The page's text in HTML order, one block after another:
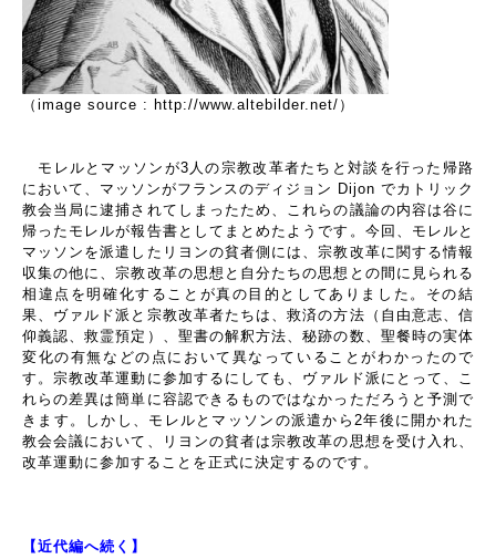
（image source : http://www.altebilder.net/）
モレルとマッソンが3 人の宗教改革者たちと対談を行った帰路
において、マッソンがフランスのディジョン Dijon でカトリック
教会当局に逮捕されてしまったため、これらの議論の内容は谷に
帰ったモレルが報告書としてまとめたようです。今回、モレルと
マッソンを派遣したリヨンの貧者側には、宗教改革に関する情報
収集の他に、宗教改革の思想と自分たちの思想との間に見られる
相違点を明確化することが真の目的としてありました。その結
果、ヴァルド派と宗教改革者たちは、救済の方法（自由意志、信
仰義認、救霊預定）、聖書の解釈方法、秘跡の数、聖餐時の実体
変化の有無などの点において異なっていることがわかったので
す。宗教改革運動に参加するにしても、ヴァルド派にとって、こ
れらの差異は簡単に容認できるものではなかっただろうと予測で
きます。しかし、モレルとマッソンの派遣から 2年後に開かれた
教会会議において、リヨンの貧者は宗教改革の思想を受け入れ、
改革運動に参加することを正式に決定するのです。
【近代編へ続く】